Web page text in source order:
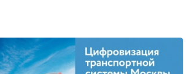
Рассказываем о новых технологиях и трендах, которые
меняют индустрию автомобилестроения, а также о